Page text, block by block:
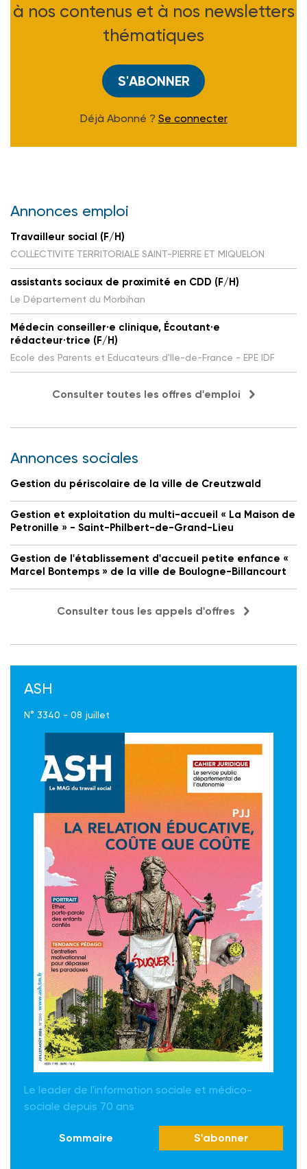
à nos contenus et à nos newsletters
thématiques
S'ABONNER
Déjà Abonné ? Se connecter
Annonces emploi
Travailleur social (F/H)
COLLECTIVITE TERRITORIALE SAINT-PIERRE ET MIQUELON
assistants sociaux de proximité en CDD (F/H)
Le Département du Morbihan
Médecin conseiller·e clinique, Écoutant·e
rédacteur·trice (F/H)
Ecole des Parents et Educateurs d'Ile-de-France - EPE IDF
Consulter toutes les offres d'emploi
Annonces sociales
Gestion du périscolaire de la ville de Creutzwald
Gestion et exploitation du multi-accueil « La Maison de
Petronille » - Saint-Philbert-de-Grand-Lieu
Gestion de l'établissement d'accueil petite enfance «
Marcel Bontemps » de la ville de Boulogne-Billancourt
Consulter tous les appels d'offres
ASH
N° 3340 - 08 juillet
Le leader de l'information sociale et médico-
sociale depuis 70 ans
Sommaire S'abonner